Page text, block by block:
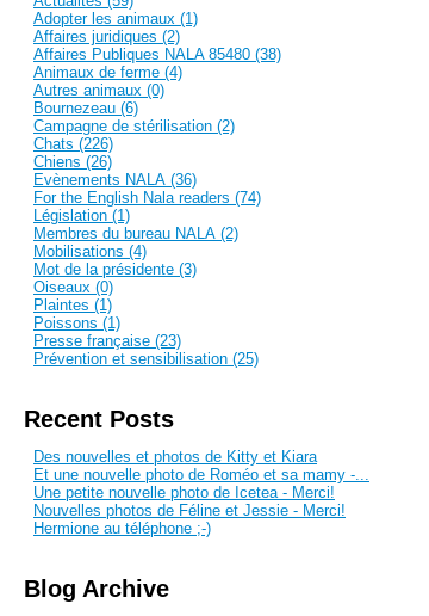
Adopter les animaux (1)
Affaires juridiques (2)
Affaires Publiques NALA 85480 (38)
Animaux de ferme (4)
Autres animaux (0)
Bournezeau (6)
Campagne de stérilisation (2)
Chats (226)
Chiens (26)
Evènements NALA (36)
For the English Nala readers (74)
Législation (1)
Membres du bureau NALA (2)
Mobilisations (4)
Mot de la présidente (3)
Oiseaux (0)
Plaintes (1)
Poissons (1)
Presse française (23)
Prévention et sensibilisation (25)
Recent Posts
Des nouvelles et photos de Kitty et Kiara
Et une nouvelle photo de Roméo et sa mamy -...
Une petite nouvelle photo de Icetea - Merci!
Nouvelles photos de Féline et Jessie - Merci!
Hermione au téléphone ;-)
Blog Archive